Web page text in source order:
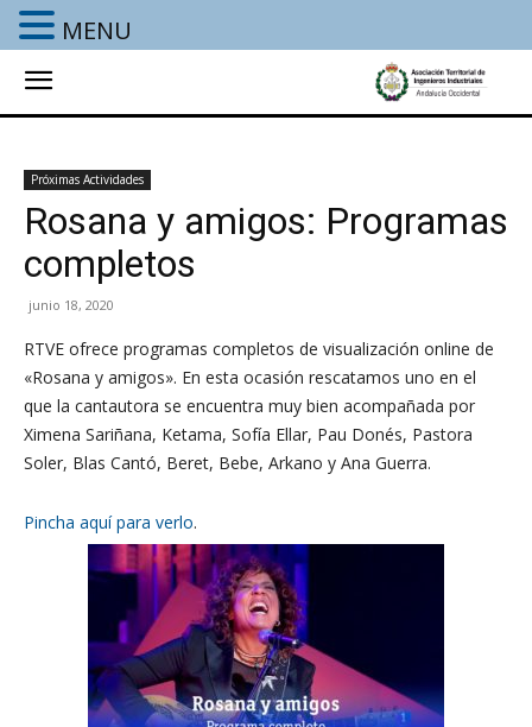
Próximas Actividades
Rosana y amigos: Programas
completos
junio 18, 2020
RTVE ofrece programas completos de visualización online de
«Rosana y amigos». En esta ocasión rescatamos uno en el
que la cantautora se encuentra muy bien acompañada por
Ximena Sariñana, Ketama, Sofía Ellar, Pau Donés, Pastora
Soler, Blas Cantó, Beret, Bebe, Arkano y Ana Guerra.
Pincha aquí para verlo.
MENU